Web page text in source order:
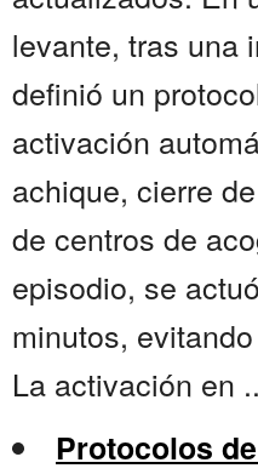
levante, tras una
definió un
activación
achique, cierre
de centros de
episodio, se
minutos,
La activación en
Protocolos